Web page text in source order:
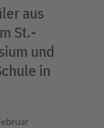
aus
St.-
und
in